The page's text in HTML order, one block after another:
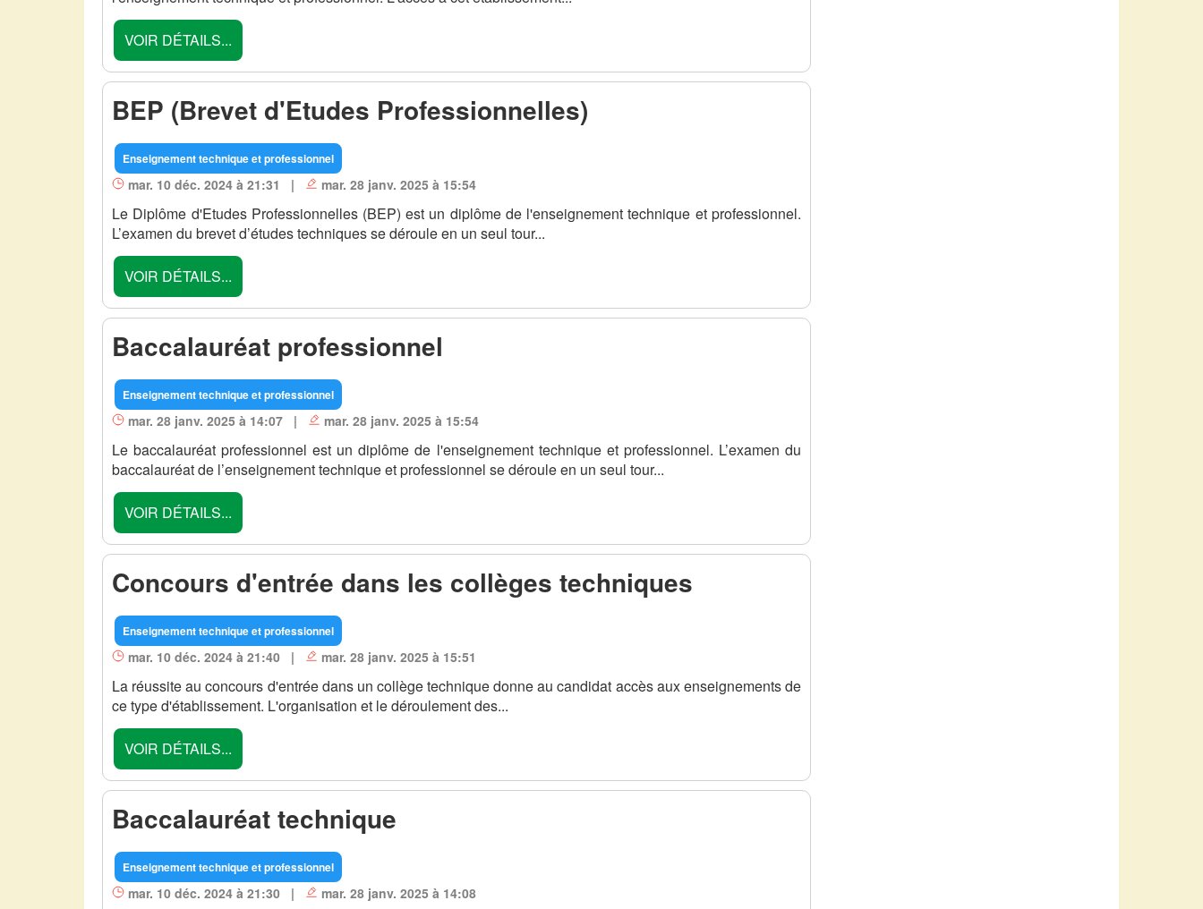
VOIR DÉTAILS...
BEP (Brevet d'Etudes Professionnelles)
Enseignement technique et professionnel
mar. 10 déc. 2024 à 21:31 | mar. 28 janv. 2025 à 15:54
Le Diplôme d'Etudes Professionnelles (BEP) est un diplôme de l'enseignement technique et professionnel.
L’examen du brevet d’études techniques se déroule en un seul tour...
VOIR DÉTAILS...
Baccalauréat professionnel
Enseignement technique et professionnel
mar. 28 janv. 2025 à 14:07 | mar. 28 janv. 2025 à 15:54
Le baccalauréat professionnel est un diplôme de l'enseignement technique et professionnel. L’examen du
baccalauréat de l’enseignement technique et professionnel se déroule en un seul tour...
VOIR DÉTAILS...
Concours d'entrée dans les collèges techniques
Enseignement technique et professionnel
mar. 10 déc. 2024 à 21:40 | mar. 28 janv. 2025 à 15:51
La réussite au concours d'entrée dans un collège technique donne au candidat accès aux enseignements de
ce type d'établissement. L'organisation et le déroulement des...
VOIR DÉTAILS...
Baccalauréat technique
Enseignement technique et professionnel
mar. 10 déc. 2024 à 21:30 | mar. 28 janv. 2025 à 14:08